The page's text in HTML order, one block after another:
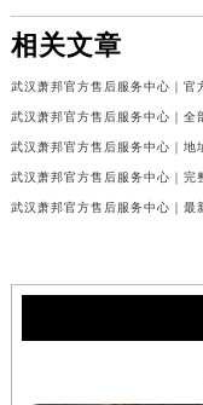
相关文章